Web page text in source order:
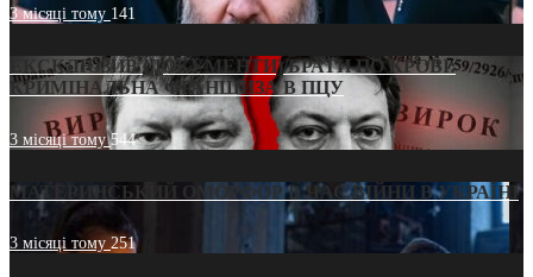
3 місяці тому 141
ЕКСКЛЮЗИВ (ДОКУМЕНТИ)/БРАТИ ПО КРОВІ:
КРИМІНАЛЬНА ФРАНШИЗА В ПЦУ
3 місяці тому544
МАТЕРИНСЬКИЙ ОМОРФОР В ЧАС ВІЙНИ В УКРАЇНІ
3 місяці тому251